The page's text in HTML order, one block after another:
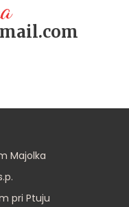
Majolka
pri Ptuju